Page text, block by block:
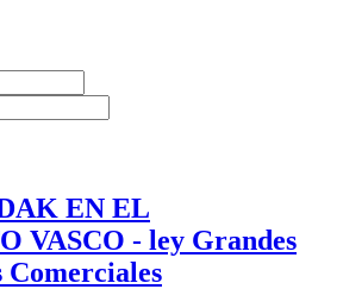
EN EL
VASCO - ley Grandes
Comerciales